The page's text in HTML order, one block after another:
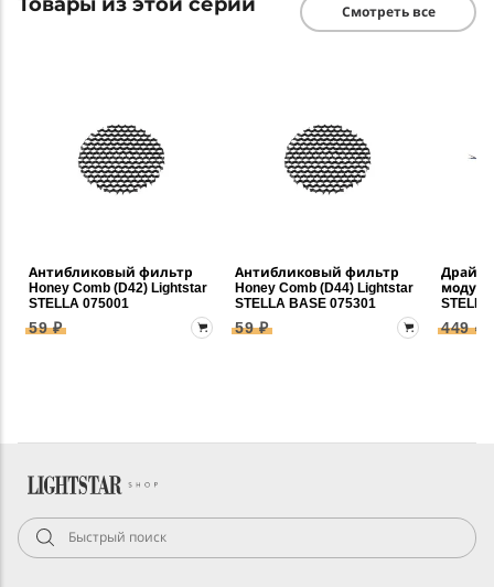
Товары из этой серии Смотреть все
Антибликовый фильтр
Honey Comb (D42) Lightstar
STELLA 075001
59 ₽
Антибликовый фильтр
Honey Comb (D44) Lightstar
STELLA BASE 075301
59 ₽ 449 ₽